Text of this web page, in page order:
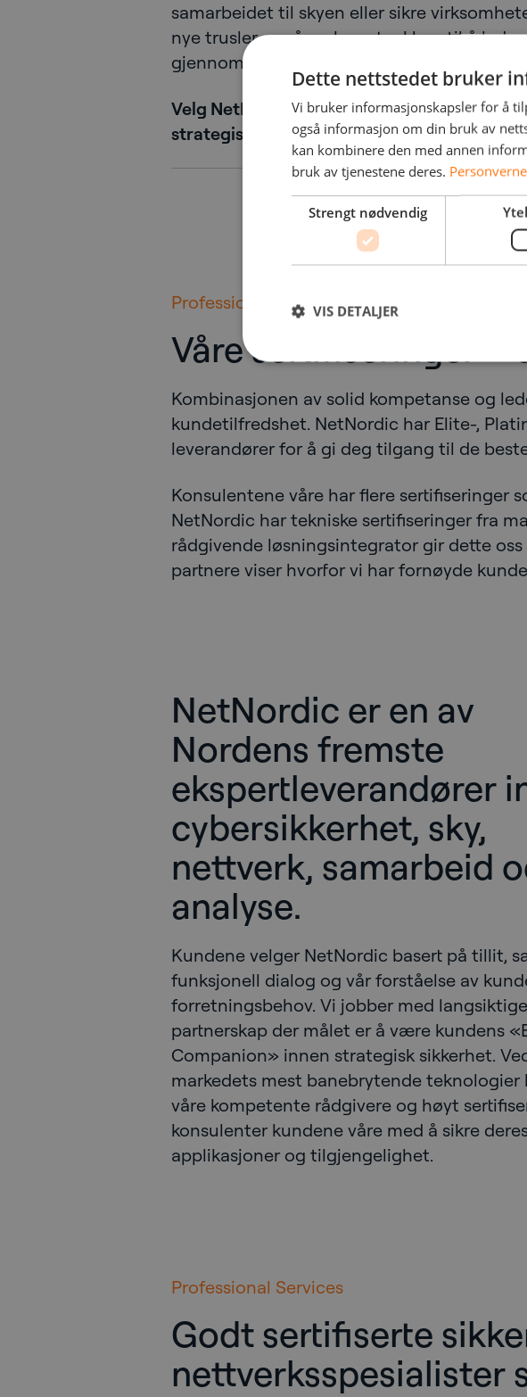
samarbeidet til skyen eller sikre
nye trusler, er våre eksperter klare til å lede
gjennom hele reisen.
Velg NetNordic Professional Services – og
strategisk steg inn i fremtiden.
Professional Services
Våre sertifiseringer –
Kombinasjonen av solid kompetanse og
kundetilfredshet. NetNordic har Elite-,
leverandører for å gi deg tilgang til de
Konsulentene våre har flere sertifiseringer
NetNordic har tekniske sertifiseringer fra
rådgivende løsningsintegrator gir dette
partnere viser hvorfor vi har fornøyde
NetNordic er en av
Nordens fremste
ekspertleverandører
cybersikkerhet, sky,
nettverk, samarbeid
analyse.
Kundene velger NetNordic basert på tillit,
funksjonell dialog og vår forståelse av
forretningsbehov. Vi jobber med langsiktige
partnerskap der målet er å være kundens
Companion» innen strategisk sikkerhet.
markedets mest banebrytende teknologier
våre kompetente rådgivere og høyt
konsulenter kundene våre med å sikre
applikasjoner og tilgjengelighet.
Professional Services
Godt sertifiserte
nettverksspesialister
Dette nettstedet bruker
Vi bruker informasjonskapsler for å
også informasjon om din bruk av
kan kombinere den med annen
bruk av tjenestene deres.
Strengt nødvendig
VIS DETALJER